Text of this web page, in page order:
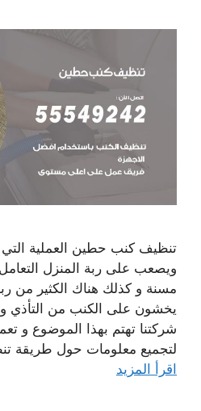
تنظيف كنب حطين العملية التي
ويصعب على ربة المنزل
مسنة و كذلك هناك الكثير من
يخشون على الكنب من التأذي و
شركتنا تهتم بهذا الموضوع و
لتجميع معلومات حول طريقة
اقرأ المزيد